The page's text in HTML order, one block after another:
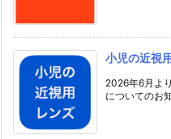
小児の近視
2026年6月よ
についてのお